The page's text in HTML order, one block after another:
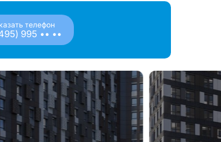
телефон
995 •• ••